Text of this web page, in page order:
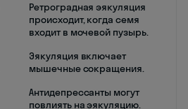
Ретроградная эякуляция
происходит, когда семя
входит в мочевой пузырь.
Эякуляция включает
мышечные сокращения.
Антидепрессанты могут
повлиять на эякуляцию.